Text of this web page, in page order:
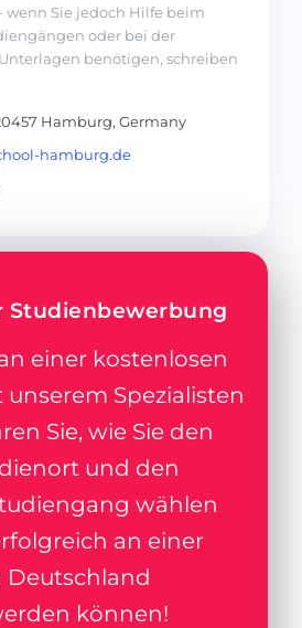
wenn Sie jedoch Hilfe beim
oder bei der
benötigen, schreiben
Hamburg, Germany
hamburg.de
Studienbewerbung
einer kostenlosen
Spezialisten
Sie, wie Sie den
und den
wählen
an einer
Deutschland
können!